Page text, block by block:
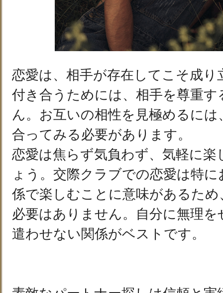
恋愛は、相手が存在してこそ成
付き合うためには、相手を尊重
ん。お互いの相性を見極めるに
合ってみる必要があります。
恋愛は焦らず気負わず、気軽に
ょう。交際クラブでの恋愛は特
係で楽しむことに意味があるた
必要はありません。自分に無理
遣わせない関係がベストです。